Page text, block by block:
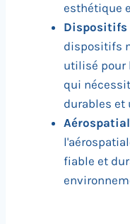
esthétique
Dispositifs
dispositifs
utilisé pour
qui
durables et
fiable et